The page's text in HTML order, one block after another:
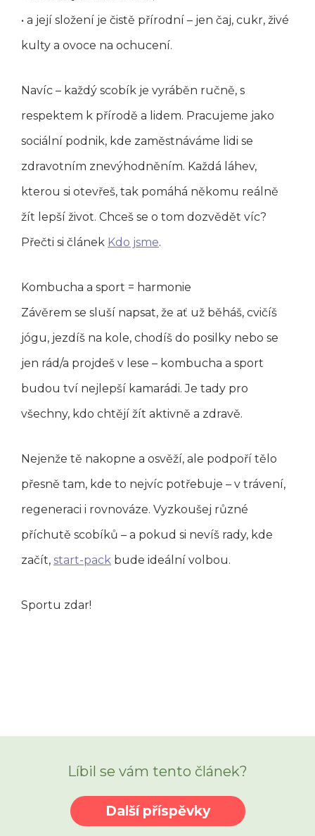
• a její složení je čistě přírodní – jen čaj, cukr, živé
kulty a ovoce na ochucení.
Navíc – každý scobík je vyráběn ručně, s
respektem k přírodě a lidem. Pracujeme jako
sociální podnik, kde zaměstnáváme lidi se
zdravotním znevýhodněním. Každá láhev,
kterou si otevřeš, tak pomáhá někomu reálně
žít lepší život. Chceš se o tom dozvědět víc?
Přečti si článek Kdo jsme.
Kombucha a sport = harmonie
Závěrem se sluší napsat, že ať už běháš, cvičíš
jógu, jezdíš na kole, chodíš do posilky nebo se
jen rád/a projdeš v lese – kombucha a sport
budou tví nejlepší kamarádi. Je tady pro
všechny, kdo chtějí žít aktivně a zdravě.
Nejenže tě nakopne a osvěží, ale podpoří tělo
přesně tam, kde to nejvíc potřebuje – v trávení,
regeneraci i rovnováze. Vyzkoušej různé
příchutě scobíků – a pokud si nevíš rady, kde
začít, start-pack bude ideální volbou.
Sportu zdar!
Líbil se vám tento článek?
Další příspěvky